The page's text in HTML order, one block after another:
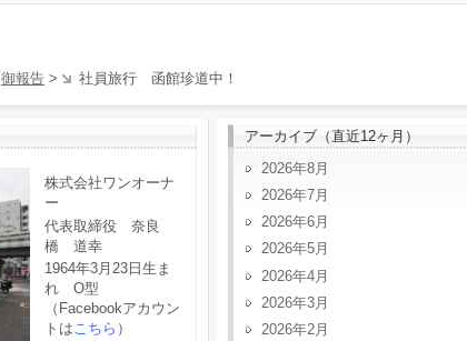
御報告 > 社員旅行 函館珍道中！
株式会社ワンオーナ
ー
代表取締役 奈良
橋 道幸
1964年3月23日生ま
れ O型
（Facebookアカウン
トはこちら ）
アーカイブ（直近12ヶ月）
2026年8月
2026年7月
2026年6月
2026年5月
2026年4月
2026年3月
2026年2月